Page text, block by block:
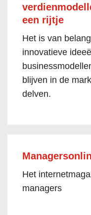
een rijtje
Het is van
innovatieve
blijven in de
delven.
Het
managers